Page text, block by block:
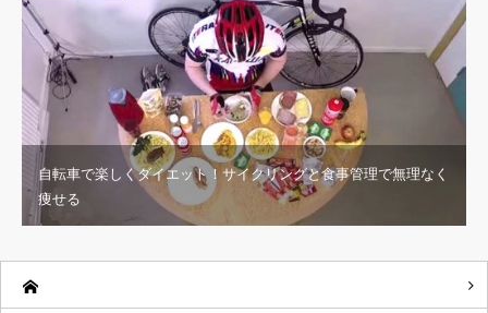
自転車で楽しくダイエット！サイクリングと食事管理で無理なく
痩せる